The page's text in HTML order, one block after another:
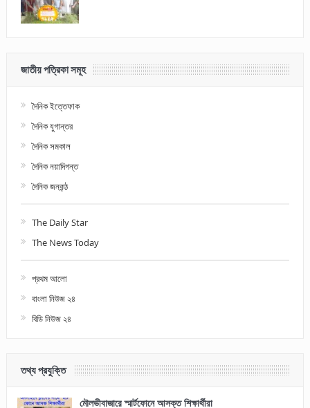
জাতীয় পত্রিকা সমূহ
দৈনিক ইত্তেফাক
দৈনিক যুগান্তর
দৈনিক সমকাল
দৈনিক নয়াদিগন্ত
দৈনিক জনকন্ঠ
The Daily Star
The News Today
প্রথম আলো
বাংলা নিউজ ২৪
বিডি নিউজ ২৪
তথ্য প্রযুক্তি
মৌলভীবাজারে স্মার্টফোনে আসক্ত শিক্ষার্থীরা